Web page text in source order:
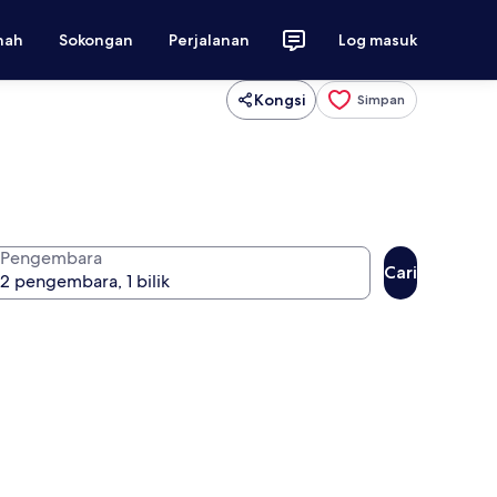
Sokongan Perjalanan Log masuk
Kongsi Simpan
Pengembara
Cari